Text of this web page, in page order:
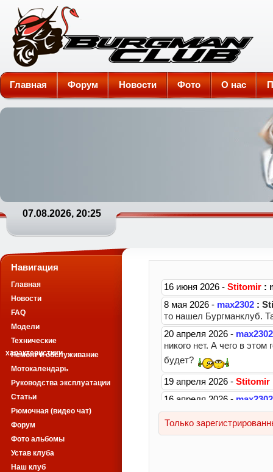
Burgman-Club
Главная Форум Новости Фото О нас
07.08.2026, 20:25
Навигация
Главная
Новости
FAQ
Модели
Технические
характеристики
Ремонт и обслуживание
Мотокалендарь
Руководства эксплуатации
Статьи
Рюмочная (видео чат)
Форум
Фото альбомы
Устав клуба
Наш клуб